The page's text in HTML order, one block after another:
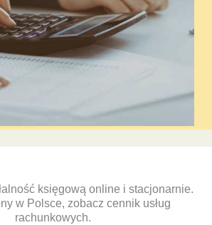
księgową online i stacjonarnie.
w Polsce, zobacz cennik usług
rachunkowych.